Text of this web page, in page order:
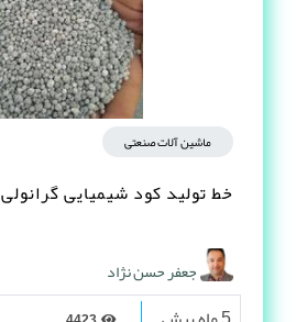
ماشین آلات صنعتی
خط تولید کود شیمیایی گرانولی
جعفر حسن نژاد